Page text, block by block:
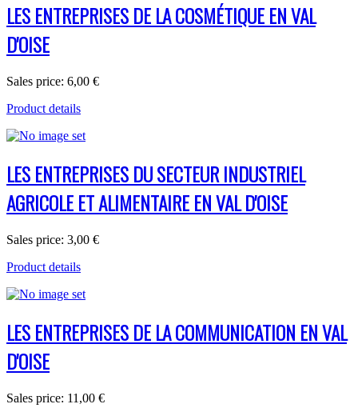
LES ENTREPRISES DE LA COSMÉTIQUE EN VAL
D'OISE
Sales price: 6,00 €
Product details
LES ENTREPRISES DU SECTEUR INDUSTRIEL
AGRICOLE ET ALIMENTAIRE EN VAL D'OISE
Sales price: 3,00 €
Product details
LES ENTREPRISES DE LA COMMUNICATION EN VAL
D'OISE
Sales price: 11,00 €